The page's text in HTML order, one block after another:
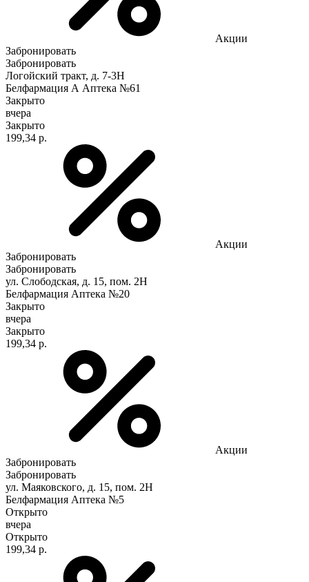
Акции
Забронировать
Забронировать
Логойский тракт, д. 7-3Н
Белфармация А Аптека №61
Закрыто
вчера
Закрыто
199,34 р.
Акции
Забронировать
Забронировать
ул. Слободская, д. 15, пом. 2Н
Белфармация Аптека №20
Закрыто
вчера
Закрыто
199,34 р.
Акции
Забронировать
Забронировать
ул. Маяковского, д. 15, пом. 2Н
Белфармация Аптека №5
Открыто
вчера
Открыто
199,34 р.